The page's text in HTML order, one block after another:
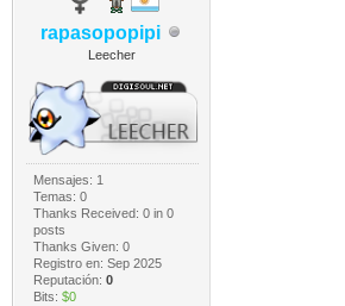
rapasopopipi
Leecher
Mensajes: 1
Temas: 0
Thanks Received: 0in 0
posts
Thanks Given: 0
Registro en: Sep 2025
Reputación: 0
Bits: $0